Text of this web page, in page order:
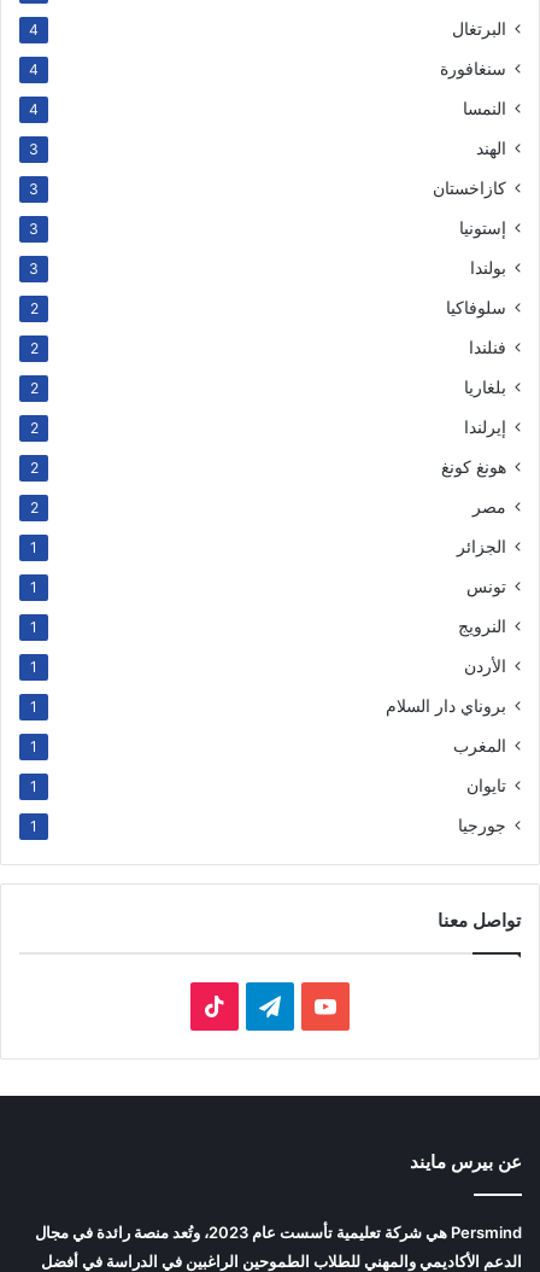
البرتغال 4
سنغافورة 4
النمسا 4
الهند 3
كازاخستان 3
إستونيا 3
بولندا 3
سلوفاكيا 2
فنلندا 2
بلغاريا 2
إيرلندا 2
هونغ كونغ 2
مصر 2
الجزائر 1
تونس 1
النرويج 1
الأردن 1
بروناي دار السلام 1
المغرب 1
تايوان 1
جورجيا 1
تواصل معنا
‫YouTubeتيلقرام
عن بيرس مايند
Persmind هي شركة تعليمية تأسست عام 2023، وتُعد منصة رائدة في مجال
الدعم الأكاديمي والمهني للطلاب الطموحين الراغبين في الدراسة في أفضل